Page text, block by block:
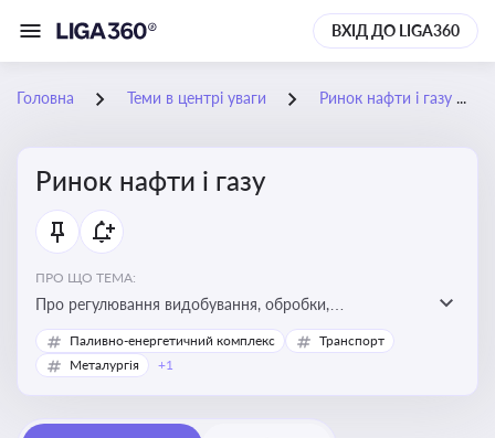
ВХІД ДО LIGA360
Головна Теми в центрі уваги Ринок нафти і газу
Ринок нафти і газу
ПРО ЩО ТЕМА:
Про регулювання видобування, обробки,
транспортування та реалізації нафти й природного
газу, що критично важливо для енергетичної безпеки,
Паливно-енергетичний комплекс
Транспорт
Металургія
+1